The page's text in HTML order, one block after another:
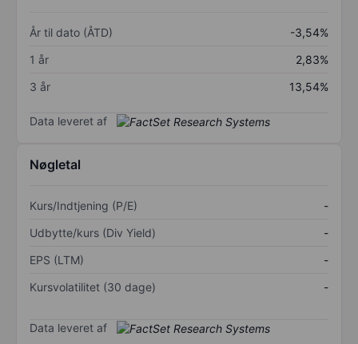
År til dato (ÅTD)
-3,54%
1 år
2,83%
3 år
13,54%
Data leveret af
Nøgletal
Kurs/Indtjening (P/E)
-
Udbytte/kurs (Div Yield)
-
EPS (LTM)
-
Kursvolatilitet (30 dage)
-
Data leveret af